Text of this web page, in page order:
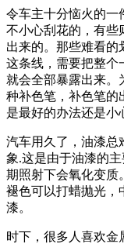
令车主十分恼火的一
不小心刮花的，有些
出来的。那些难看的
这条线，需要把整个
就会全部暴露出来。
种补色笔，补色笔的
是最好的办法还是小
汽车用久了，油漆总
象.这是由于油漆的
期照射下会氧化变质
褪色可以打蜡抛光，
漆。
时下，很多人喜欢金